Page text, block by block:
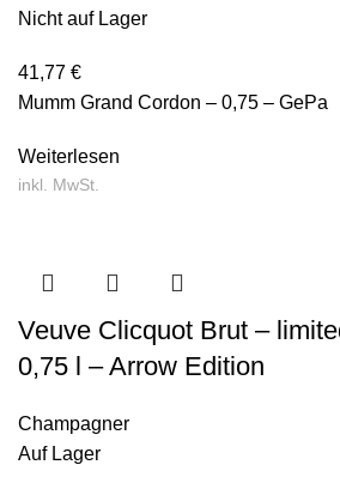
Nicht auf Lager
41,77 €
Mumm Grand Cordon – 0,75 – GePa
Weiterlesen
inkl. MwSt.
Veuve Clicquot Brut –
0,75 l – Arrow Edition
Champagner
Auf Lager